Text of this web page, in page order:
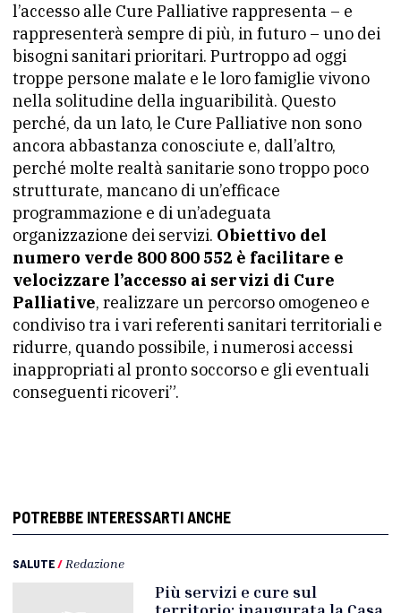
l’accesso alle Cure Palliative rappresenta – e
rappresenterà sempre di più, in futuro – uno dei
bisogni sanitari prioritari. Purtroppo ad oggi
troppe persone malate e le loro famiglie vivono
nella solitudine della inguaribilità. Questo
perché, da un lato, le Cure Palliative non sono
ancora abbastanza conosciute e, dall’altro,
perché molte realtà sanitarie sono troppo poco
strutturate, mancano di un’efficace
programmazione e di un’adeguata
organizzazione dei servizi. Obiettivo del
numero verde 800 800 552 è facilitare e
velocizzare l’accesso ai servizi di Cure
Palliative, realizzare un percorso omogeneo e
condiviso tra i vari referenti sanitari territoriali e
ridurre, quando possibile, i numerosi accessi
inappropriati al pronto soccorso e gli eventuali
conseguenti ricoveri”.
POTREBBE INTERESSARTI ANCHE
SALUTE/ Redazione
Più servizi e cure sul